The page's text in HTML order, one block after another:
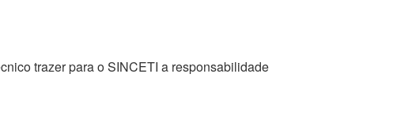
trazer para o SINCETI a responsabilidade